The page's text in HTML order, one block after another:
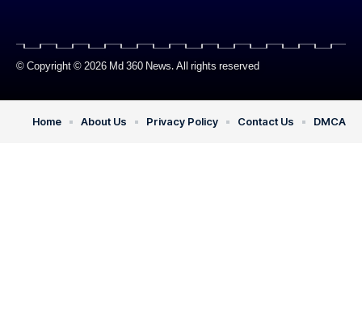
© Copyright © 2026 Md 360 News. All rights reserved
Home About Us Privacy Policy Contact Us DMCA